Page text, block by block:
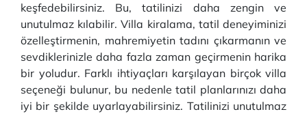
keşfedebilirsiniz. Bu, tatilinizi daha zengin ve
unutulmaz kılabilir. Villa kiralama, tatil deneyiminizi
özelleştirmenin, mahremiyetin tadını çıkarmanın ve
sevdiklerinizle daha fazla zaman geçirmenin harika
bir yoludur. Farklı ihtiyaçları karşılayan birçok villa
seçeneği bulunur, bu nedenle tatil planlarınızı daha
iyi bir şekilde uyarlayabilirsiniz. Tatilinizi unutulmaz